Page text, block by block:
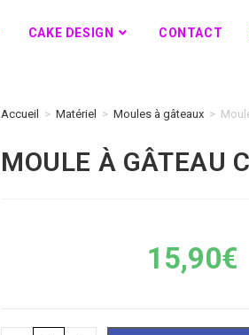
CAKE DESIGN CONTACT
Accueil > Matériel > Moules à gâteaux >
MOULE À GÂTEAU
15,90€